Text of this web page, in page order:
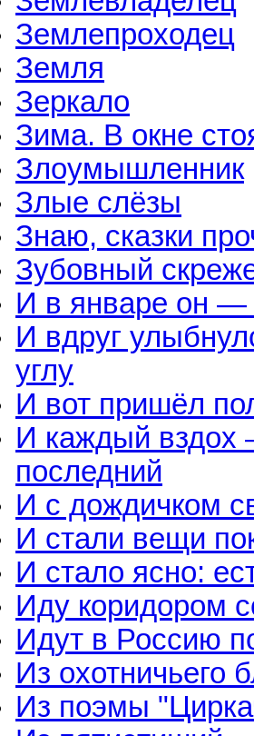
Землепроходец
Земля
Зеркало
Зима. В окне
Злоумышленник
Злые слёзы
Знаю, сказки
Зубовный
И в январе он —
И вдруг
углу
И вот пришёл
И каждый вздох
последний
И с дождичком
И стали вещи
И стало ясно:
Иду коридором
Идут в Россию
Из охотничьего
Из поэмы